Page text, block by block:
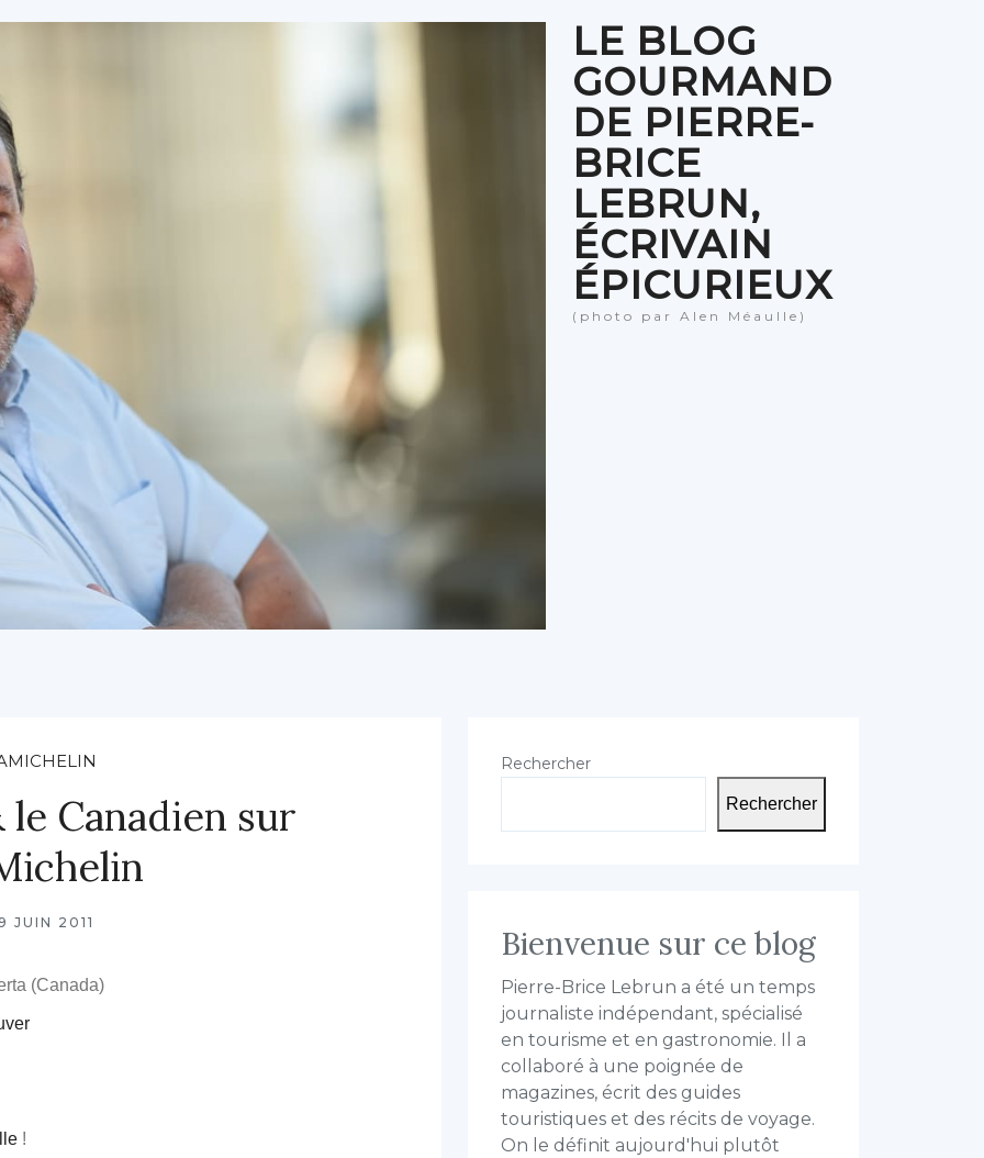
LE BLOG
GOURMAND
DE PIERRE-
BRICE
LEBRUN,
ÉCRIVAIN
ÉPICURIEUX
(photo par Alen Méaulle)
Canadien sur
JUIN 2011
(Canada)
!
Rechercher
Rechercher
Bienvenue sur ce blog
Pierre-Brice Lebrun a été un temps
journaliste indépendant, spécialisé
en tourisme et en gastronomie. Il a
collaboré à une poignée de
magazines, écrit des guides
touristiques et des récits de voyage.
On le définit aujourd'hui plutôt